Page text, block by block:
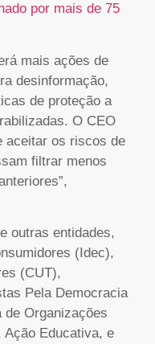
por mais de 75
mais ações de
desinformação,
de proteção a
O CEO
aceitar os riscos de
filtrar menos
outras entidades,
(Idec),
(CUT),
Pela Democracia
Organizações
Ação Educativa, e